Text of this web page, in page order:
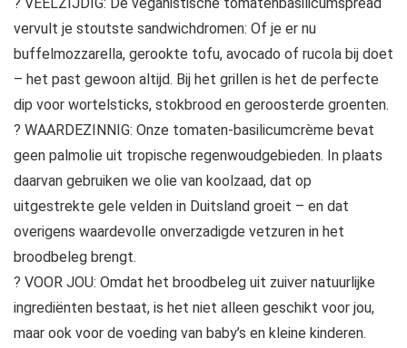
vervult je stoutste sandwichdromen: Of je er nu
buffelmozzarella, gerookte tofu, avocado of rucola bij doet
– het past gewoon altijd. Bij het grillen is het de perfecte
dip voor wortelsticks, stokbrood en geroosterde groenten.
? WAARDEZINNIG: Onze tomaten-basilicumcrème bevat
geen palmolie uit tropische regenwoudgebieden. In plaats
daarvan gebruiken we olie van koolzaad, dat op
uitgestrekte gele velden in Duitsland groeit – en dat
overigens waardevolle onverzadigde vetzuren in het
broodbeleg brengt.
? VOOR JOU: Omdat het broodbeleg uit zuiver natuurlijke
ingrediënten bestaat, is het niet alleen geschikt voor jou,
maar ook voor de voeding van baby’s en kleine kinderen.